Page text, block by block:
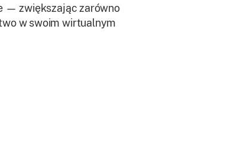
— zwiększając zarówno
w swoim wirtualnym